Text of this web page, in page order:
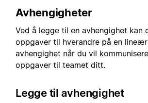
Avhengigheter
Ved å legge til en avhengighet kan
oppgaver til hverandre på en
avhengighet når du vil
oppgaver til teamet ditt.
Legge til avhengighet